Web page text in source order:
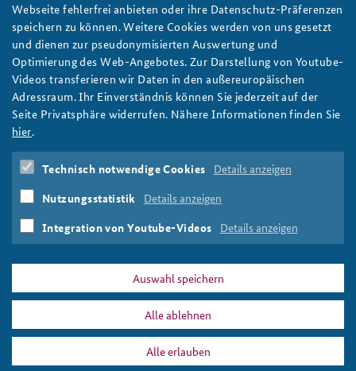
Das gesamte Programm der Konferenz finden Sie auf:
https://ata-dag.de/natotalk2021/
NATO Talk Livestream NATO-Generalsekretär
Print
DATA PRIVACY
NATO Talk 2021: Generalsekretär Stoltenberg zählt auf Deutschland
Webseite fehlerfrei anbieten oder ihre Datenschutz-Präferenzen
speichern zu können. Weitere Cookies werden von uns gesetzt
und dienen zur pseudonymisierten Auswertung und
Optimierung des Web-Angebotes. Zur Darstellung von Youtube-
Videos transferieren wir Daten in den außereuropäischen
Adressraum. Ihr Einverständnis können Sie jederzeit auf der
Seite Privatsphäre widerrufen. Nähere Informationen finden Sie
hier.
Technisch notwendige Cookies Details anzeigen
Nutzungsstatistik Details anzeigen
Integration von Youtube-Videos Details anzeigen
Auswahl speichern
Alle ablehnen
Alle erlauben